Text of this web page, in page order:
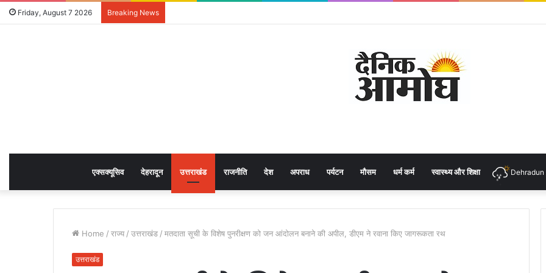
Friday, August 7 2026 Breaking News
एक्सक्यूसिव देहरादून उत्तराखंड राजनीति देश अपराध पर्यटन मौसम धर्म कर्म स्वास्थ्य और शिक्षा Dehradun
Home / राज्य / उत्तराखंड / मतदाता सूची के विशेष पुनरीक्षण को जन आंदोलन बनाने की अपील, डीएम ने रवाना किए जागरूकता रथ
उत्तराखंड